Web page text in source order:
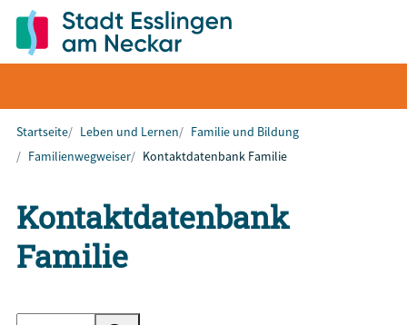
Startseite Leben und Lernen
Familie und Bildung
Familienwegweiser
Kontaktdatenbank Familie
Kontaktdatenbank
Familie